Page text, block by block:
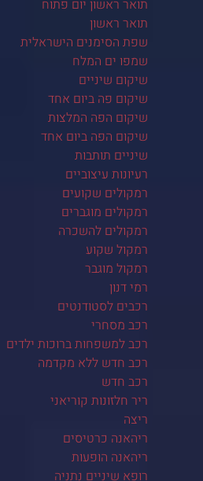
תואר ראשון יום פתוח
תואר ראשון
שפת הסימנים הישראלית
שמפו ים המלח
שיקום שיניים
שיקום פה ביום אחד
שיקום הפה המלצות
שיקום הפה ביום אחד
שיניים תותבות
רעיונות עיצוביים
רמקולים שקועים
רמקולים מוגברים
רמקולים להשכרה
רמקול שקוע
רמקול מוגבר
רמי דנון
רכבים לסטודנטים
רכב מסחרי
רכב למשפחות ברוכות ילדים
רכב חדש ללא מקדמה
רכב חדש
ריר חלזונות קוריאני
ריצה
ריהאנה כרטיסים
ריהאנה הופעות
רופא שיניים נתניה